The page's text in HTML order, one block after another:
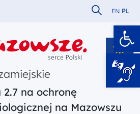
Szukaj w
EN PL
Mazowsza
na ochronę
na Mazowszu